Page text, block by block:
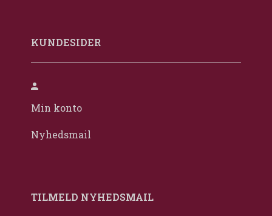
KUNDESIDER
Min konto
Nyhedsmail
TILMELD NYHEDSMAIL